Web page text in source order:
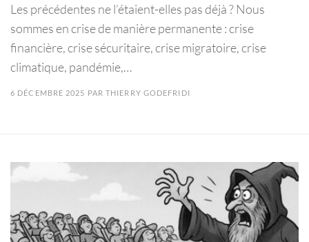
Les précédentes ne l’étaient-elles pas déjà ? Nous
sommes en crise de manière permanente : crise
financière, crise sécuritaire, crise migratoire, crise
climatique, pandémie,…
6 DÉCEMBRE 2025 PARTHIERRY GODEFRIDI